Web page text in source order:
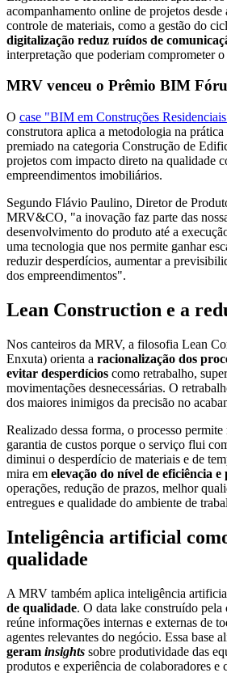
acompanhamento online de projetos desde
controle de materiais, como a gestão do
digitalização reduz ruídos de
interpretação que poderiam comprometer o
MRV venceu o Prêmio BIM
O case "BIM em Construções
construtora aplica a metodologia na
premiado na categoria Construção de
projetos com impacto direto na qualidade
empreendimentos imobiliários.
Segundo Flávio Paulino, Diretor de
MRV&CO, "a inovação faz parte das
desenvolvimento do produto até a
uma tecnologia que nos permite ganhar
reduzir desperdícios, aumentar a
dos empreendimentos".
Lean Construction e a
Nos canteiros da MRV, a filosofia Lean
Enxuta) orienta a racionalização dos
evitar desperdícios como retrabalho,
movimentações desnecessárias. O
dos maiores inimigos da precisão no
Realizado dessa forma, o processo permite
garantia de custos porque o serviço flui
diminui o desperdício de materiais e de
mira em elevação do nível de eficiência
operações, redução de prazos, melhor
entregues e qualidade do ambiente de
Inteligência artificial
qualidade
A MRV também aplica inteligência
de qualidade. O data lake construído pela
reúne informações internas e externas de
agentes relevantes do negócio. Essa base
geram insights sobre produtividade das
produtos e experiência de colaboradores e